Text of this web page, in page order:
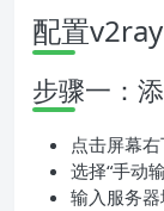
配置
步骤一：
点击屏幕右
选择“手动
输入服务